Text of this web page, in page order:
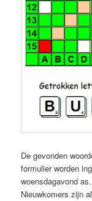
De gevonden
formulier worden
woensdagavond
Nieuwkomers zijn